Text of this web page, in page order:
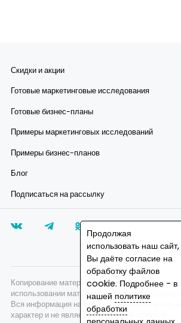
Скидки и акции
Готовые маркетинговые исследования
Готовые бизнес-планы
Примеры маркетинговых исследований
Примеры бизнес-планов
Блог
Подписаться на рассылку
Копирование материалов запрещено, при
использовании материалов сайта необходима
Вся информация на сайте носит
характер и не является публичной офертой.
Продолжая
использовать наш сайт,
Вы даёте согласие на
обработку файлов
cookie. Подробнее - в
нашей политике
обработки